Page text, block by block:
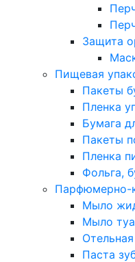
Защита
Пищевая
Пакеты
Пленка
Бумага
Пакеты
Пленка
Фольга,
Парфюмерно-
Мыло
Мыло
Паста